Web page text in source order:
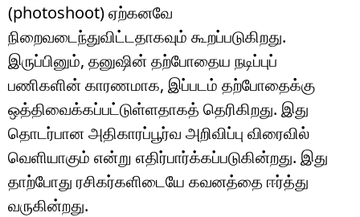
(photoshoot) ஏற்கனவே
நிறைவடைந்துவிட்டதாகவும் கூறப்படுகிறது.
இருப்பினும், தனுஷின் தற்போதைய நடிப்புப்
பணிகளின் காரணமாக, இப்படம் தற்போதைக்கு
ஒத்திவைக்கப்பட்டுள்ளதாகத் தெரிகிறது. இது
தொடர்பான அதிகாரப்பூர்வ அறிவிப்பு விரைவில்
வெளியாகும் என்று எதிர்பார்க்கப்படுகின்றது. இது
தாற்போது ரசிகர்களிடையே கவனத்தை ஈர்த்து
வருகின்றது.